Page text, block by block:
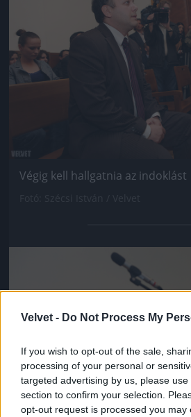
Velvet - Do Not Process My
If you wish to opt-out of the sale,
processing of your personal or
targeted advertising by us, please
section to confirm your selection.
opt-out request is processed you may
Végig kell hallgatnia az indoklást
Jön még